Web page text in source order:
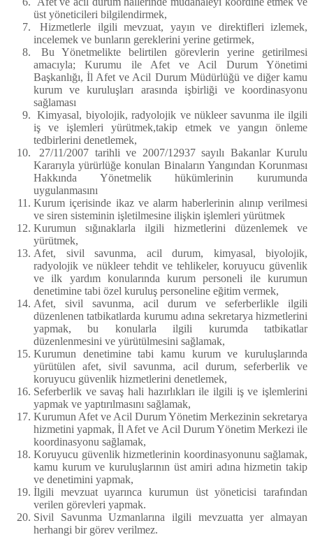
üst yöneticileri bilgilendirmek,
Hizmetlerle ilgili mevzuat, yayın ve direktifleri izlemek,
incelemek ve bunların gereklerini yerine getirmek,
Bu Yönetmelikte belirtilen görevlerin yerine getirilmesi
amacıyla; Kurumu ile Afet ve Acil Durum Yönetimi
Başkanlığı, İl Afet ve Acil Durum Müdürlüğü ve diğer kamu
kurum ve kuruluşları arasında işbirliği ve koordinasyonu
sağlaması
Kimyasal, biyolojik, radyolojik ve nükleer savunma ile ilgili
iş ve işlemleri yürütmek,takip etmek ve yangın önleme
tedbirlerini denetlemek,
27/11/2007 tarihli ve 2007/12937 sayılı Bakanlar Kurulu
Kararıyla yürürlüğe konulan Binaların Yangından Korunması
Hakkında Yönetmelik hükümlerinin kurumunda
uygulanmasını
Kurum içerisinde ikaz ve alarm haberlerinin alınıp verilmesi
ve siren sisteminin işletilmesine ilişkin işlemleri yürütmek
Kurumun sığınaklarla ilgili hizmetlerini düzenlemek ve
yürütmek,
Afet, sivil savunma, acil durum, kimyasal, biyolojik,
radyolojik ve nükleer tehdit ve tehlikeler, koruyucu güvenlik
ve ilk yardım konularında kurum personeli ile kurumun
denetimine tabi özel kuruluş personeline eğitim vermek,
Afet, sivil savunma, acil durum ve seferberlikle ilgili
düzenlenen tatbikatlarda kurumu adına sekretarya hizmetlerini
yapmak, bu konularla ilgili kurumda tatbikatlar
düzenlenmesini ve yürütülmesini sağlamak,
Kurumun denetimine tabi kamu kurum ve kuruluşlarında
yürütülen afet, sivil savunma, acil durum, seferberlik ve
koruyucu güvenlik hizmetlerini denetlemek,
Seferberlik ve savaş hali hazırlıkları ile ilgili iş ve işlemlerini
yapmak ve yaptırılmasını sağlamak,
Kurumun Afet ve Acil Durum Yönetim Merkezinin sekretarya
hizmetini yapmak, İl Afet ve Acil Durum Yönetim Merkezi ile
koordinasyonu sağlamak,
Koruyucu güvenlik hizmetlerinin koordinasyonunu sağlamak,
kamu kurum ve kuruluşlarının üst amiri adına hizmetin takip
ve denetimini yapmak,
İlgili mevzuat uyarınca kurumun üst yöneticisi tarafından
verilen görevleri yapmak.
Sivil Savunma Uzmanlarına ilgili mevzuatta yer almayan
herhangi bir görev verilmez.